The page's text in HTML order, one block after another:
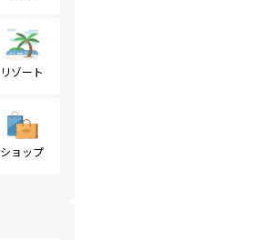
リゾート
ショップ